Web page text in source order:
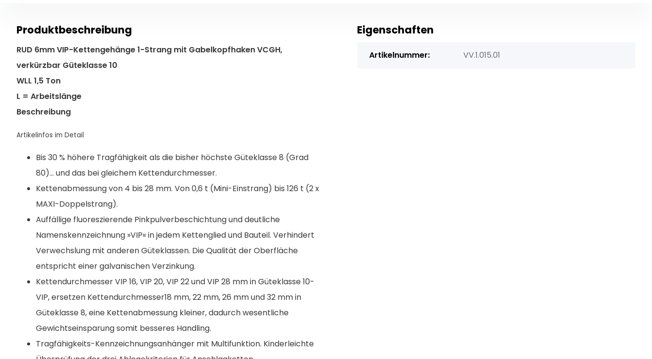
Produktbeschreibung
RUD 6mm VIP-Kettengehänge 1-Strang mit Gabelkopfhaken VCGH,
verkürzbar Güteklasse 10
WLL 1,5 Ton
L = Arbeitslänge
Beschreibung
Artikelinfos im Detail
Bis 30 % höhere Tragfähigkeit als die bisher höchste Güteklasse 8 (Grad
80)... und das bei gleichem Kettendurchmesser.
Kettenabmessung von 4 bis 28 mm. Von 0,6 t (Mini-Einstrang) bis 126 t (2 x
MAXI-Doppelstrang).
Auffällige fluoreszierende Pinkpulverbeschichtung und deutliche
Namenskennzeichnung »VIP« in jedem Kettenglied und Bauteil. Verhindert
Verwechslung mit anderen Güteklassen. Die Qualität der Oberfläche
entspricht einer galvanischen Verzinkung.
Kettendurchmesser VIP 16, VIP 20, VIP 22 und VIP 28 mm in Güteklasse 10-
VIP, ersetzen Kettendurchmesser18 mm, 22 mm, 26 mm und 32 mm in
Güteklasse 8, eine Kettenabmessung kleiner, dadurch wesentliche
Gewichtseinsparung somit besseres Handling.
Tragfähigkeits-Kennzeichnungsanhänger mit Multifunktion. Kinderleichte
Eigenschaften
Artikelnummer: VV.1.015.01